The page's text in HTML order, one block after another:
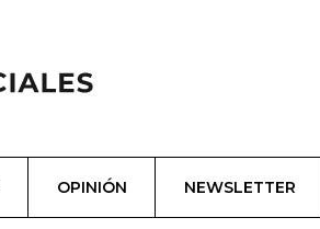
OPINIÓN NEWSLETTER